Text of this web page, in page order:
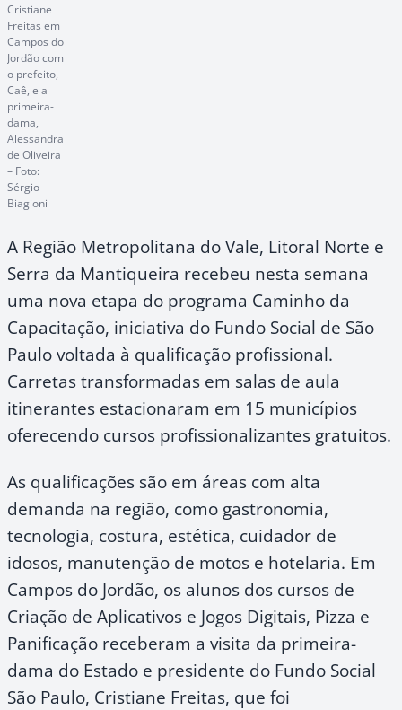
Cristiane
Freitas em
Campos do
Jordão com
o prefeito,
Caê, e a
primeira-
dama,
Alessandra
de Oliveira
– Foto:
Sérgio
Biagioni
A Região Metropolitana do Vale, Litoral Norte e
Serra da Mantiqueira recebeu nesta semana
uma nova etapa do programa Caminho da
Capacitação, iniciativa do Fundo Social de São
Paulo voltada à qualificação profissional.
Carretas transformadas em salas de aula
itinerantes estacionaram em 15 municípios
oferecendo cursos profissionalizantes gratuitos.
As qualificações são em áreas com alta
demanda na região, como gastronomia,
tecnologia, costura, estética, cuidador de
idosos, manutenção de motos e hotelaria. Em
Campos do Jordão, os alunos dos cursos de
Criação de Aplicativos e Jogos Digitais, Pizza e
Panificação receberam a visita da primeira-
dama do Estado e presidente do Fundo Social
São Paulo, Cristiane Freitas, que foi